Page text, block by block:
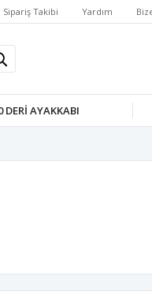
Sipariş Takibi Yardım
DERI AYAKKABI